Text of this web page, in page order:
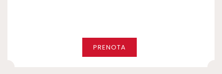
PRENOTA